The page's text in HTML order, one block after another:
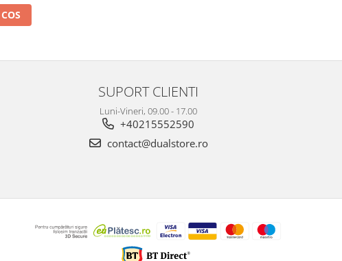
SUPORT CLIENTI
Luni-Vineri, 09.00 - 17.00
+40215552590
contact@dualstore.ro